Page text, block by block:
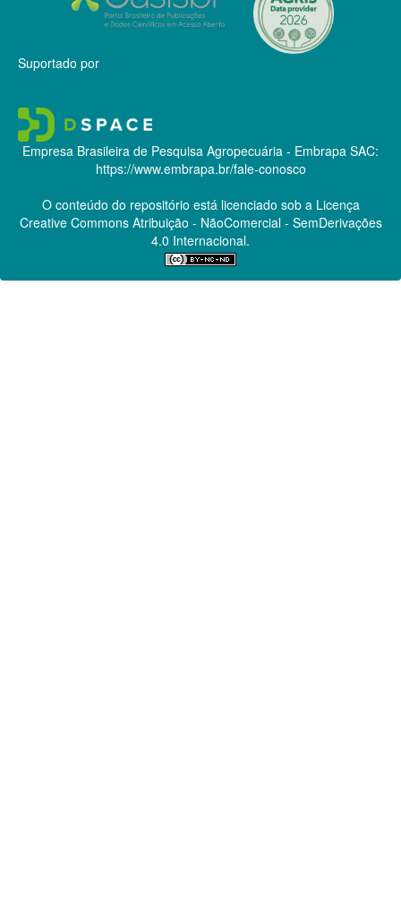
Suportado por
Empresa Brasileira de Pesquisa Agropecuária - Embrapa SAC:
https://www.embrapa.br/fale-conosco
O conteúdo do repositório está licenciado sob a Licença
Creative CommonsAtribuição - NãoComercial - SemDerivações
4.0 Internacional.